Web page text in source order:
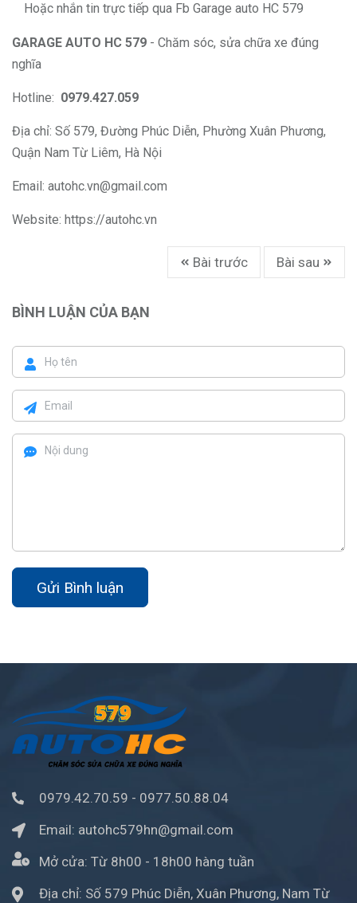
Hoặc nhắn tin trực tiếp qua Fb Garage auto HC 579
GARAGE AUTO HC 579 - Chăm sóc, sửa chữa xe đúng
nghĩa
Hotline: 0979.427.059
Địa chỉ: Số 579, Đường Phúc Diễn, Phường Xuân Phương,
Quận Nam Từ Liêm, Hà Nội
Email: autohc.vn@gmail.com
Website: https://autohc.vn
Bài trước Bài sau
BÌNH LUẬN CỦA BẠN
Gửi Bình luận
0979.42.70.59 - 0977.50.88.04
Email: autohc579hn@gmail.com
Mở cửa: Từ 8h00 - 18h00 hàng tuần
Địa chỉ: Số 579 Phúc Diễn, Xuân Phương, Nam Từ